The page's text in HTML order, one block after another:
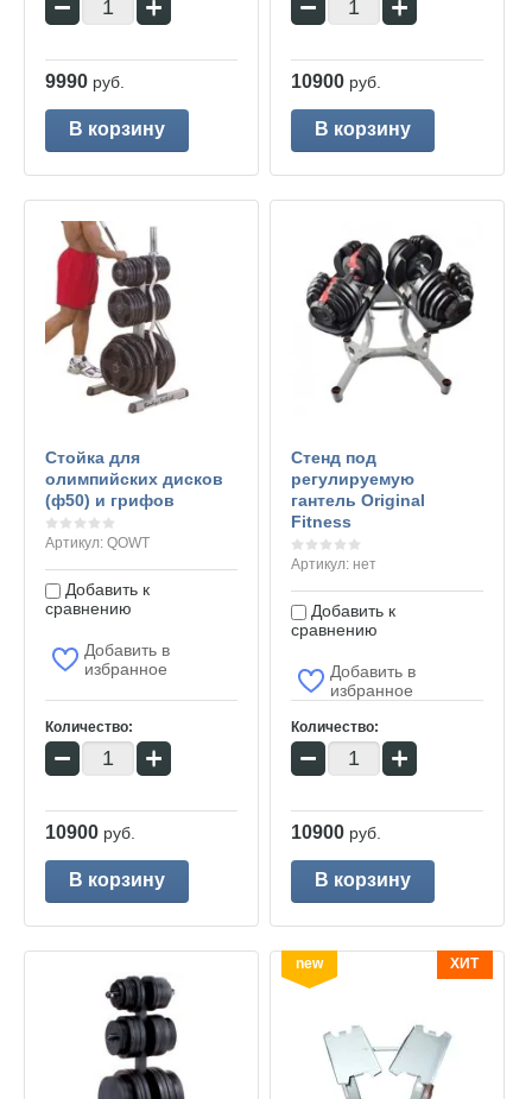
− +
9990 руб.
В корзину
− +
10900 руб.
В корзину
Стойка для
олимпийских дисков
(ф50) и грифов
Артикул: QOWT
Добавить к
сравнению
Добавить в
избранное
Количество:
− +
10900 руб.
В корзину
Стенд под
регулируемую
гантель Original
Fitness
Артикул:нет
Добавить к
сравнению
Добавить в
избранное
Количество:
− +
10900 руб.
В корзину
new ХИТ